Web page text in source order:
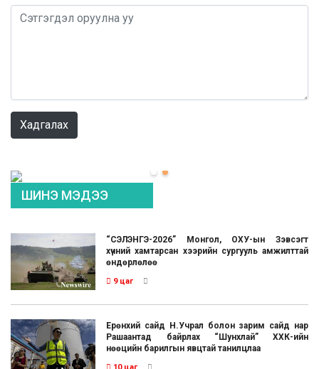
Хадгалах
ШИНЭ МЭДЭЭ
“СЭЛЭНГЭ-2026” Монгол, ОХУ-ын Зэвсэгт
хүчний хамтарсан хээрийн сургууль амжилттай
өндөрлөлөө
9 цаг
Ерөнхий сайд Н.Учрал болон зарим сайд нар
Рашаантад байрлах “Шунхлай” ХХК-ийн
нөөцийн барилгын явцтай танилцлаа
10 цаг